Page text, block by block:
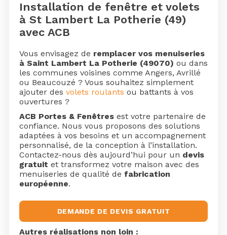
Installation de fenêtre et volets
à St Lambert La Potherie (49)
avec ACB
Vous envisagez de remplacer vos menuiseries
à Saint Lambert La Potherie (49070) ou dans
les communes voisines comme Angers, Avrillé
ou Beaucouzé ? Vous souhaitez simplement
ajouter des volets roulants ou battants à vos
ouvertures ?
ACB Portes & Fenêtres est votre partenaire de
confiance. Nous vous proposons des solutions
adaptées à vos besoins et un accompagnement
personnalisé, de la conception à l’installation.
Contactez-nous dès aujourd’hui pour un devis
gratuit et transformez votre maison avec des
menuiseries de qualité de fabrication
européenne.
DEMANDE DE DEVIS GRATUIT
Autres réalisations non loin :